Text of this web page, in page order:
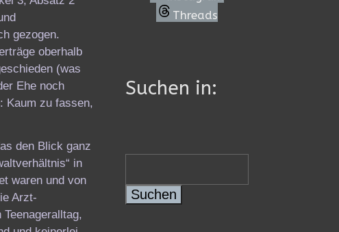
gezogen.
oberhalb
(was
Ehe noch
Kaum zu fassen,
den Blick ganz
in
waren und von
Arzt-
Threads
Suchen in:
Suchen